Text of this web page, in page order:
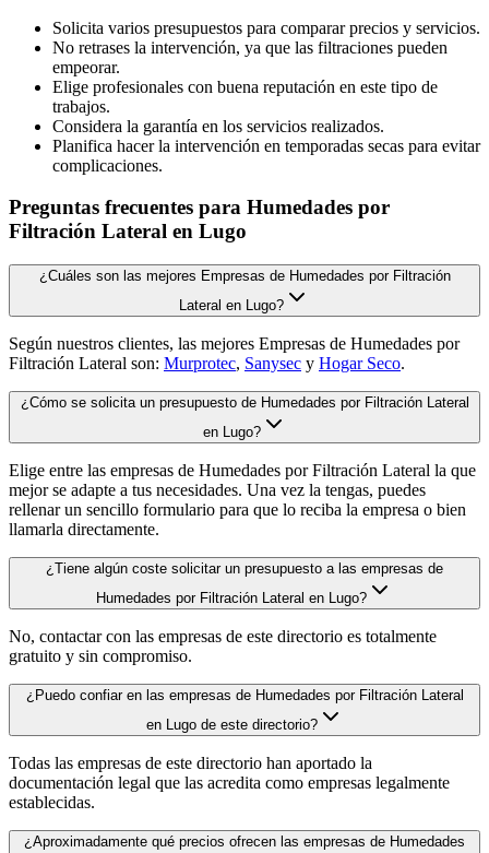
Solicita varios presupuestos para comparar precios y servicios.
No retrases la intervención, ya que las filtraciones pueden
empeorar.
Elige profesionales con buena reputación en este tipo de
trabajos.
Considera la garantía en los servicios realizados.
Planifica hacer la intervención en temporadas secas para evitar
complicaciones.
Preguntas frecuentes para Humedades por
Filtración Lateral en Lugo
¿Cuáles son las mejores Empresas de Humedades por Filtración
Lateral en Lugo?
Según nuestros clientes, las mejores Empresas de Humedades por
Filtración Lateral son: Murprotec, Sanysec y Hogar Seco.
¿Cómo se solicita un presupuesto de Humedades por Filtración Lateral
en Lugo?
Elige entre las empresas de Humedades por Filtración Lateral la que
mejor se adapte a tus necesidades. Una vez la tengas, puedes
rellenar un sencillo formulario para que lo reciba la empresa o bien
llamarla directamente.
¿Tiene algún coste solicitar un presupuesto a las empresas de
Humedades por Filtración Lateral en Lugo?
No, contactar con las empresas de este directorio es totalmente
gratuito y sin compromiso.
¿Puedo confiar en las empresas de Humedades por Filtración Lateral
en Lugo de este directorio?
Todas las empresas de este directorio han aportado la
documentación legal que las acredita como empresas legalmente
establecidas.
¿Aproximadamente qué precios ofrecen las empresas de Humedades